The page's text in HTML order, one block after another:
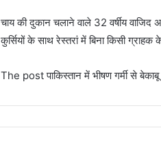
चाय की दुकान चलाने वाले 32 वर्षीय
कुर्सियों के साथ रेस्तरां में बिना किसी
The post पाकिस्तान में भीषण गर्मी से